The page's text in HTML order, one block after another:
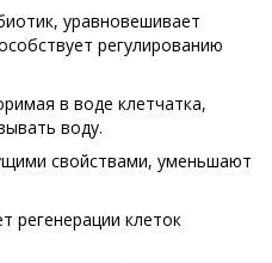
уравновешивает
регулированию
в воде клетчатка,
воду.
свойствами, уменьшают
регенерации клеток